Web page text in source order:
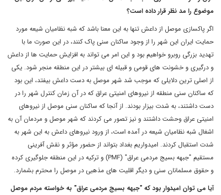
موضوع را مد نظر قرار داده است؟
اگر پاکسازی موصل از داعش تنها به این معنا باشد که شبه نظامیان شیعه مورد
حمایت ایران این شهر را از وجود ساکنان سنی پاک کنند، در این صورت ما با
تهدید بزرگی روبرو خواهیم بود و این امر می تواند به افزایش حمایت ها از داعش
و درگیری و خشونت های قومی و قبیله ای بیشتر در این منطقه منجر شود. یکی
از اصلی ترین دلایلی که موجب شد شهر موصل به دست داعش بیفتد، این بود
که ساکنان سنی منطقه از نیروهای امنیتی عراق که در آن زمان کنترل شهر را در
دست داشتند، به شدت بیزار بودند. از آنجا که ساکنان سنی موصل از نیروهای
امنیتی عراق وحشت داشتند و نیز تصور می کردند که شهر موصل و مردمان آن به
اشغال شبه نظامیان شیعه در آمده است، از ورود نیروهای داعش به این شهر به
شدت استقبال کردند. امیدواریم بغداد بتواند از حضور مؤثر و نقش آفرینی
مستقیم "جبهه بسیج مردمی عراق" (PMF) و ترکیه در این منطقه جلوگیری کرده
و حقوق مسلمانان سنی و دیگر اقلیت های مذهبی در موصل را محترم بشمارد.
آیا می توان امیدوار بود که "جبهه بسیج مردمی عراق" به خواسته مردم موصل